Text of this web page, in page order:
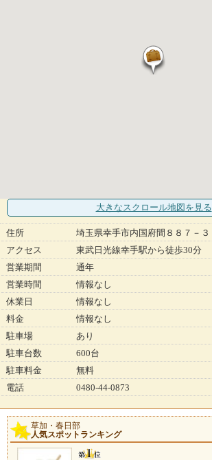
大きなスクロール地図 を見る
住所
埼玉県幸手市内国府間８８７－３
アクセス
東武日光線幸手駅から徒歩30分
営業期間
通年
営業時間
情報なし
休業日
情報なし
料金
情報なし
駐車場
あり
駐車台数
600台
駐車料金
無料
電話
0480-44-0873
草加・春日部
人気スポットランキング